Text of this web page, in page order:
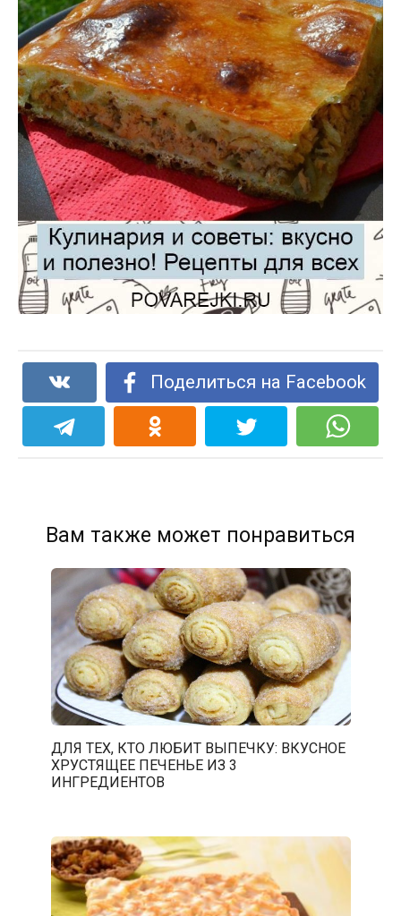
Поделиться на Facebook
Вам также может понравиться
ДЛЯ ТЕХ, КТО ЛЮБИТ ВЫПЕЧКУ: ВКУСНОЕ
ХРУСТЯЩЕЕ ПЕЧЕНЬЕ ИЗ 3
ИНГРЕДИЕНТОВ